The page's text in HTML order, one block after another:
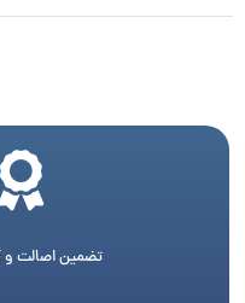
تضمین اصالت و